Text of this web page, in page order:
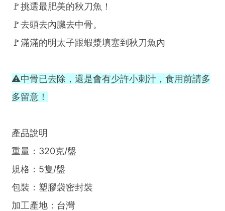
🚩挑選最肥美的秋刀魚！
🚩去頭去內臟去中骨。
🚩滿滿的明太子跟蝦漿填塞到秋刀魚內
⚠中骨已去除，還是會有少許小刺汁，食用前請多
多留意！
產品說明
重量：320克/盤
規格：5隻/盤
包裝：塑膠袋密封裝
加工產地：台灣